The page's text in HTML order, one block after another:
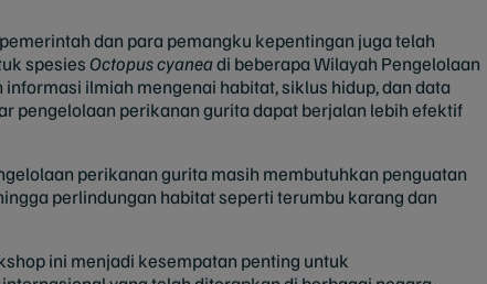
dan para pemangku kepentingan juga telah
spesiesOctopus cyaneadi beberapa Wilayah Pengelolaan
ilmiah mengenai habitat, siklus hidup, dan data
pengelolaan perikanan gurita dapat berjalan lebih efektif
perikanan gurita masih membutuhkan penguatan
perlindungan habitat seperti terumbu karang dan
ini menjadi kesempatan penting untuk